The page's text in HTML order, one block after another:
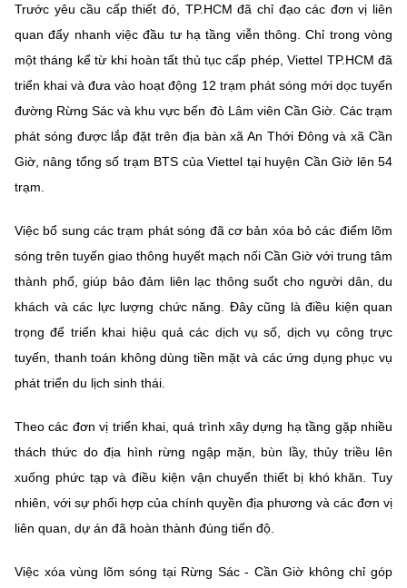
(Ghi rõ nguồn "https://mst.gov.vn" khi phát hành lại thông tin từ
Trước yêu cầu cấp thiết đó, TP.HCM đã chỉ đạo các đơn vị liên
quan đẩy nhanh việc đầu tư hạ tầng viễn thông. Chỉ trong vòng
một tháng kể từ khi hoàn tất thủ tục cấp phép, Viettel TP.HCM đã
triển khai và đưa vào hoạt động 12 trạm phát sóng mới dọc tuyến
đường Rừng Sác và khu vực bến đò Lâm viên Cần Giờ. Các trạm
phát sóng được lắp đặt trên địa bàn xã An Thới Đông và xã Cần
Giờ, nâng tổng số trạm BTS của Viettel tại huyện Cần Giờ lên 54
trạm.
Việc bổ sung các trạm phát sóng đã cơ bản xóa bỏ các điểm lõm
sóng trên tuyến giao thông huyết mạch nối Cần Giờ với trung tâm
thành phố, giúp bảo đảm liên lạc thông suốt cho người dân, du
khách và các lực lượng chức năng. Đây cũng là điều kiện quan
trọng để triển khai hiệu quả các dịch vụ số, dịch vụ công trực
tuyến, thanh toán không dùng tiền mặt và các ứng dụng phục vụ
phát triển du lịch sinh thái.
Theo các đơn vị triển khai, quá trình xây dựng hạ tầng gặp nhiều
thách thức do địa hình rừng ngập mặn, bùn lầy, thủy triều lên
xuống phức tạp và điều kiện vận chuyển thiết bị khó khăn. Tuy
nhiên, với sự phối hợp của chính quyền địa phương và các đơn vị
liên quan, dự án đã hoàn thành đúng tiến độ.
Việc xóa vùng lõm sóng tại Rừng Sác - Cần Giờ không chỉ góp